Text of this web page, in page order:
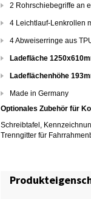
2 Rohrschiebegriffe an
4 Leichtlauf-Lenkrollen
4 Abweiserringe aus
Ladefläche
Ladeflächenhöhe
Made in Germany
Optionales Zubehör für
Schreibtafel,
Trenngitter für